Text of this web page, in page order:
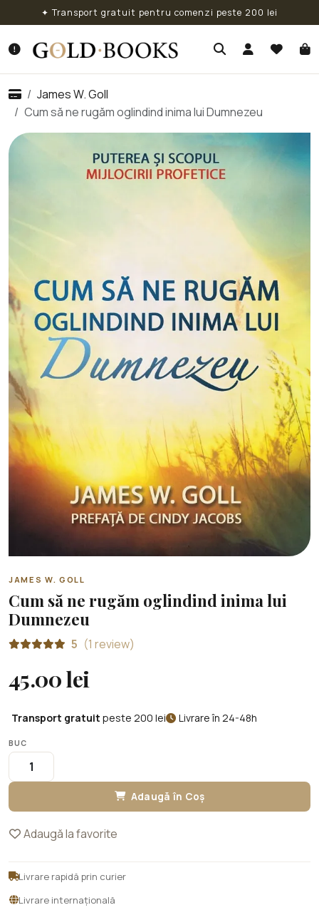
✦ Transport gratuit pentru comenzi peste 200 lei
James W. Goll
Cum să ne rugăm oglindind inima lui Dumnezeu
JAMES W. GOLL
Cum să ne rugăm oglindind inima lui
Dumnezeu
5 (1 review)
45.00 lei
Transport gratuit peste 200 lei Livrare în 24-48h
BUC
Adaugă în Coș
Adaugă la favorite
Livrare rapidă prin curier
Livrare internațională